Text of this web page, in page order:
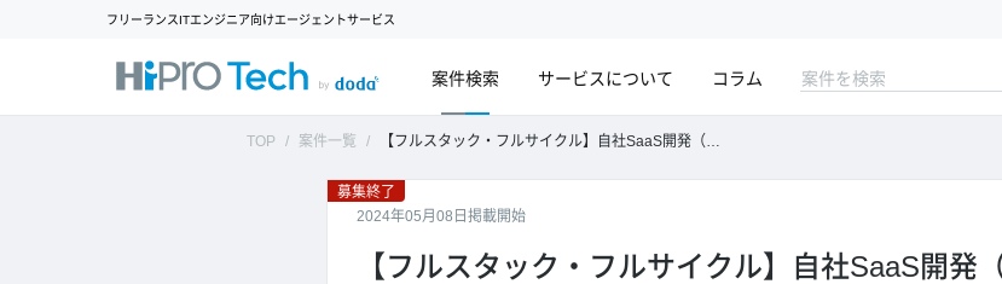
フリーランスITエンジニア向けエージェントサービス
案件検索 サービスについて コラム
TOP 案件一覧 【フルスタック・フルサイクル】自社SaaS開発（フルリモート可能）
募集終了
2024年05月08日掲載開始
【フルスタック・フルサイクル】自社SaaS開発